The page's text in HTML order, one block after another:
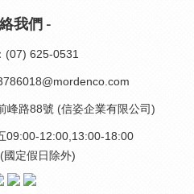
我們 -
(07) 625-0531
峰路88號 (信姿企業有限公司)
09:00-12:00,13:00-18:00
日除外)